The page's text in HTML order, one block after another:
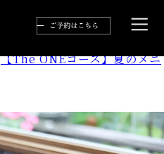
【The ONEコース】夏のメニ